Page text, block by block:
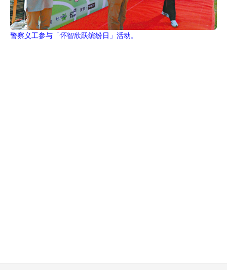
警察义工参与「怀智欣跃缤纷日」活动。